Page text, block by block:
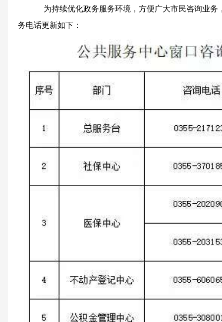
为持续优化政务服务环境，方便广大市民咨询业务，
务电话更新如下：